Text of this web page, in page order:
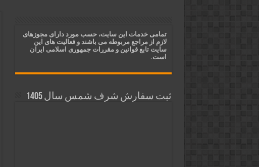
قویترین ذکر استجابت دعا و حاجت روایی |
دعای افزایش رزق و روزی و ثروتمند شدن |
تمامی خدمات این سایت، حسب مورد دارای مجوزهای
لازم از مراجع مربوطه می باشند و فعالیت های این
سایت تابع قوانین و مقررات جمهوری اسلامی ایران
است.
ثبت سفارش شرف شمس سال 1405